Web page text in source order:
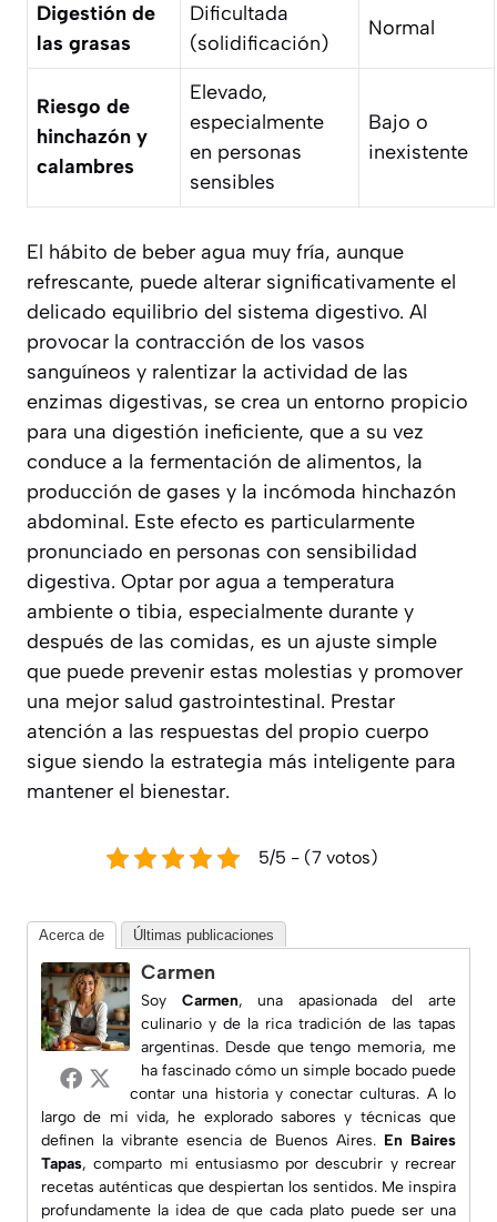
Digestión de
las grasas
Dificultada
(solidificación)
Normal
Riesgo de
hinchazón y
calambres
Elevado,
especialmente
en personas
sensibles
Bajo o
inexistente
El hábito de beber agua muy fría, aunque
refrescante, puede alterar significativamente el
delicado equilibrio del sistema digestivo. Al
provocar la contracción de los vasos
sanguíneos y ralentizar la actividad de las
enzimas digestivas, se crea un entorno propicio
para una digestión ineficiente, que a su vez
conduce a la fermentación de alimentos, la
producción de gases y la incómoda hinchazón
abdominal. Este efecto es particularmente
pronunciado en personas con sensibilidad
digestiva. Optar por agua a temperatura
ambiente o tibia, especialmente durante y
después de las comidas, es un ajuste simple
que puede prevenir estas molestias y promover
una mejor salud gastrointestinal. Prestar
atención a las respuestas del propio cuerpo
sigue siendo la estrategia más inteligente para
mantener el bienestar.
5/5 - (7 votos)
Acerca de Últimas publicaciones
Carmen
Soy Carmen, una apasionada del arte
culinario y de la rica tradición de las tapas
argentinas. Desde que tengo memoria, me
ha fascinado cómo un simple bocado puede
contar una historia y conectar culturas. A lo
largo de mi vida, he explorado sabores y técnicas que
definen la vibrante esencia de Buenos Aires. En Baires
Tapas, comparto mi entusiasmo por descubrir y recrear
recetas auténticas que despiertan los sentidos. Me inspira
profundamente la idea de que cada plato puede ser una